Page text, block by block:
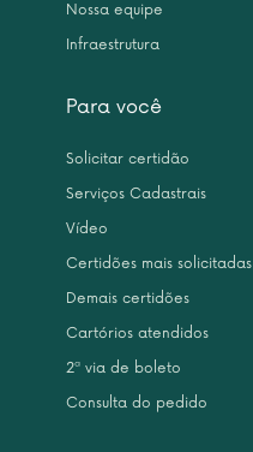
Nossa equipe
Infraestrutura
Para você
Solicitar certidão
Serviços Cadastrais
Vídeo
Certidões mais solicitadas
Demais certidões
Cartórios atendidos
2ª via de boleto
Consulta do pedido